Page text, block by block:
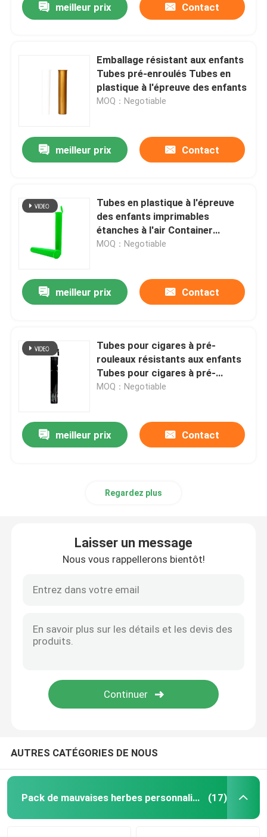
Maison
Produits
meilleur prix Contact
Emballage résistant aux enfants
Tubes pré-enroulés Tubes en
plastique à l'épreuve des enfants
MOQ：Negotiable
meilleur prix Contact
Tubes en plastique à l'épreuve
des enfants imprimables
étanches à l'air Container
personnalisé pour cigare
MOQ：Negotiable
meilleur prix Contact
Tubes pour cigares à pré-
rouleaux résistants aux enfants
Tubes pour cigares à pré-
rouleaux
MOQ：Negotiable
meilleur prix Contact
Regardez plus
Laisser un message
Nous vous rappellerons bientôt!
AUTRES CATÉGORIES DE NOUS
Pack de mauvaises herbes personnalisé (17)